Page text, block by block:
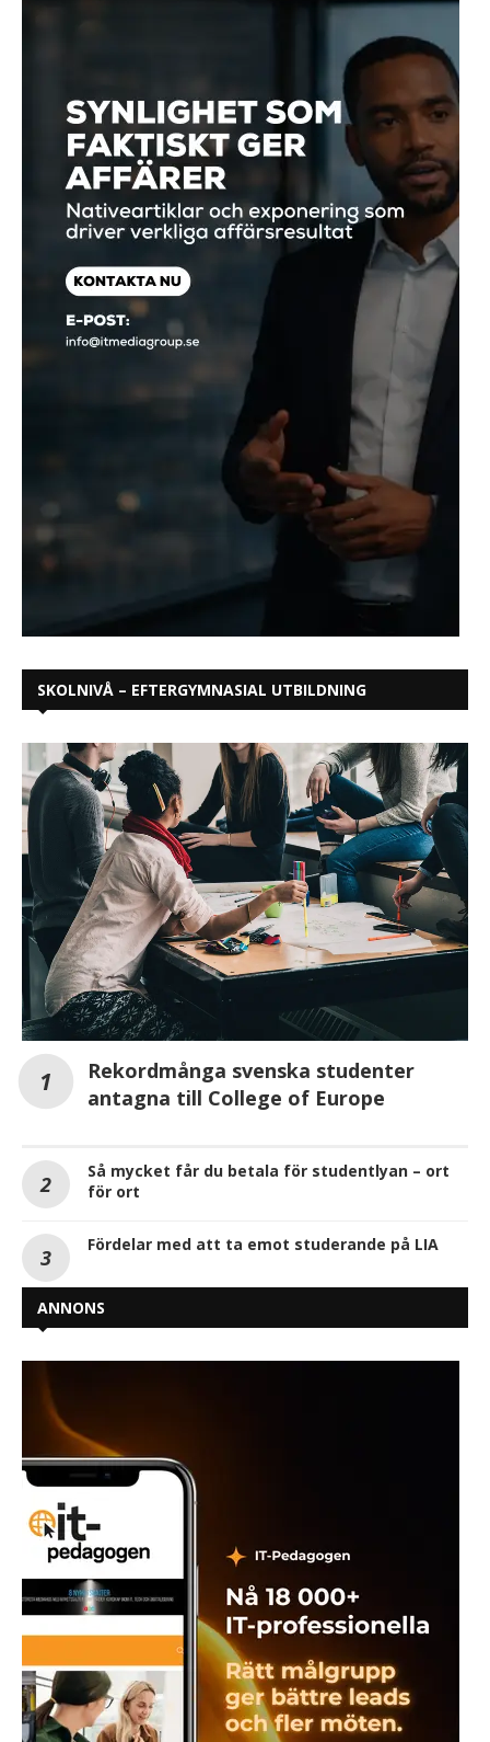
SKOLNIVÅ – EFTERGYMNASIAL UTBILDNING
Rekordmånga svenska studenter
antagna till College of Europe
Så mycket får du betala för studentlyan – ort
för ort
Fördelar med att ta emot studerande på LIA
ANNONS